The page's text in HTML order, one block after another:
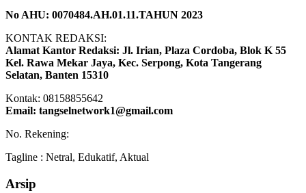
No AHU: 0070484.AH.01.11.TAHUN 2023
KONTAK REDAKSI:
Alamat Kantor Redaksi: Jl. Irian, Plaza Cordoba, Blok K 55
Kel. Rawa Mekar Jaya, Kec. Serpong, Kota Tangerang
Selatan, Banten 15310
Kontak: 08158855642
Email: tangselnetwork1@gmail.com
No. Rekening:
Tagline : Netral, Edukatif, Aktual
Arsip